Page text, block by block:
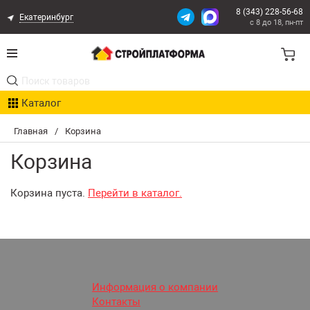
Главная / Корзина
Корзина
Корзина пуста. Перейти в каталог.
Екатеринбург
8 (343) 228-56-68
с 8 до 18, пн-пт
Каталог
Акции
Расчет доставки
Организациям
Оплата и ДоставкаИнформация о компании
Контакты